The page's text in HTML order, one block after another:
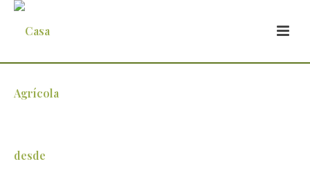
Artigo no New York Times aborda